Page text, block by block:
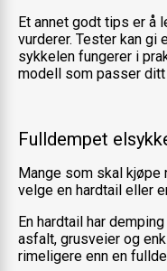
Et annet godt tips er å
vurderer. Tester kan gi
sykkelen fungerer i
modell som passer ditt
Fulldempet
Mange som skal kjøpe
velge en hardtail eller
En hardtail har
asfalt, grusveier og
rimeligere enn en